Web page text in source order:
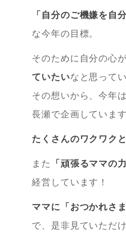
「自分のご機嫌を自
な今年の目標。
そのために自分の心
ていたいなと思って
その想いから、今年
長瀬で企画しています
たくさんのワクワク
また 「頑張るママの
経営しています！
ママに「おつかれさ
で、是非見ていただ